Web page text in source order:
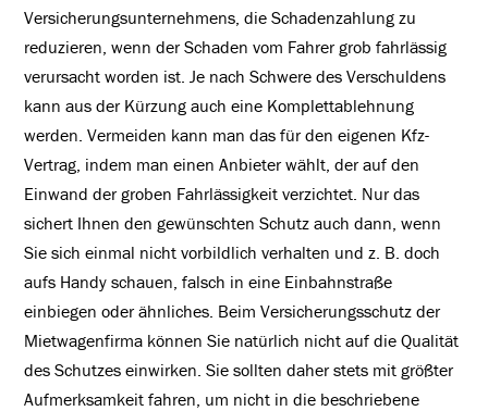
Versicherungsunternehmens, die Schadenzahlung zu
reduzieren, wenn der Schaden vom Fahrer grob fahrlässig
verursacht worden ist. Je nach Schwere des Verschuldens
kann aus der Kürzung auch eine Komplettablehnung
werden. Vermeiden kann man das für den eigenen Kfz-
Vertrag, indem man einen Anbieter wählt, der auf den
Einwand der groben Fahrlässigkeit verzichtet. Nur das
sichert Ihnen den gewünschten Schutz auch dann, wenn
Sie sich einmal nicht vorbildlich verhalten und z. B. doch
aufs Handy schauen, falsch in eine Einbahnstraße
einbiegen oder ähnliches. Beim Versicherungsschutz der
Mietwagenfirma können Sie natürlich nicht auf die Qualität
des Schutzes einwirken. Sie sollten daher stets mit größter
Aufmerksamkeit fahren, um nicht in die beschriebene